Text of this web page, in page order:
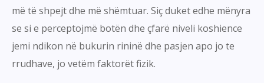
më të shpejt dhe më shëmtuar. Siç duket edhe mënyra
se si e perceptojmë botën dhe çfarë niveli koshience
jemi ndikon në bukurin rininë dhe pasjen apo jo te
rrudhave, jo vetëm faktorët fizik.